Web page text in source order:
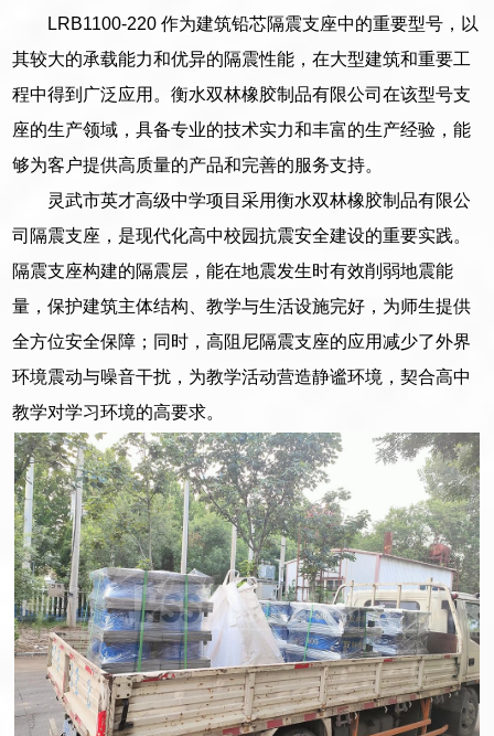
LRB1100-220 作为建筑铅芯隔震支座中的重要型号，以
其较大的承载能力和优异的隔震性能，在大型建筑和重要工
程中得到广泛应用。衡水双林橡胶制品有限公司在该型号支
座的生产领域，具备专业的技术实力和丰富的生产经验，能
够为客户提供高质量的产品和完善的服务支持。
灵武市英才高级中学项目采用衡水双林橡胶制品有限公
司隔震支座，是现代化高中校园抗震安全建设的重要实践。
隔震支座构建的隔震层，能在地震发生时有效削弱地震能
量，保护建筑主体结构、教学与生活设施完好，为师生提供
全方位安全保障；同时，高阻尼隔震支座的应用减少了外界
环境震动与噪音干扰，为教学活动营造静谧环境，契合高中
教学对学习环境的高要求。